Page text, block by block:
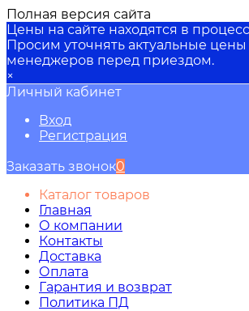
Полная версия сайта
Цены на сайте находятся в
Просим уточнять актуальные
менеджеров перед приездом.
×
Личный кабинет
Вход
Регистрация
Заказать звонок0
Каталог товаров
Главная
О компании
Контакты
Доставка
Оплата
Гарантия и возврат
Политика ПД